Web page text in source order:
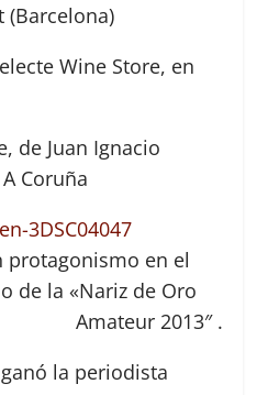
(Barcelona)
Wine Store, en
de Juan Ignacio
Coruña
protagonismo en el
de la «Nariz de Oro
Amateur 2013″ .
la periodista